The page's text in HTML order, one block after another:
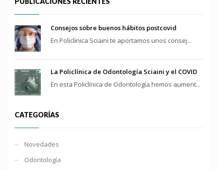
Consejos sobre buenos hábitos postcovid
En Policlinica Sciaini te aportamos unos consej...
La Policlínica de Odontología Sciaini y el COVID
En esta Policlínica de Odontología hemos aument...
CATEGORÍAS
Novedades
Odontología